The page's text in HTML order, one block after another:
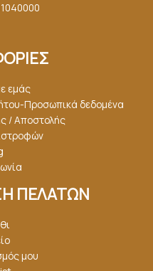
εμάς
Προσωπικά δεδομένα
/ Αποστολής
ΠΕΛΑΤΩΝ
μου